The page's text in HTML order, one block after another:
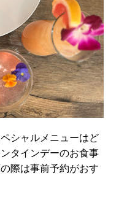
シャルメニューはど
タインデーのお食事
際は事前予約がおす